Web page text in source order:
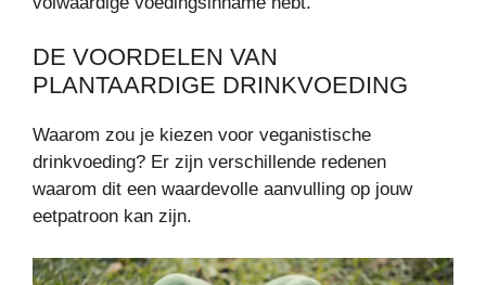
DE VOORDELEN VAN
PLANTAARDIGE DRINKVOEDING
Waarom zou je kiezen voor veganistische
drinkvoeding? Er zijn verschillende redenen
waarom dit een waardevolle aanvulling op jouw
eetpatroon kan zijn.